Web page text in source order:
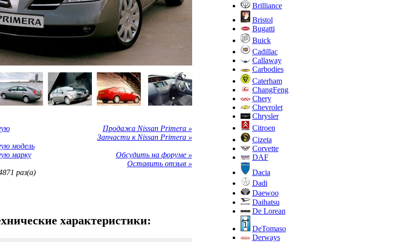
модель
марку
раз(а)
Продажа Nissan Primera »
Запчасти к Nissan Primera »
Обсудить на форуме »
Оставить отзыв »
характеристики:
Brilliance
Bristol
Bugatti
Buick
Cadillac
Callaway
Carbodies
Caterham
ChangFeng
Chery
Chevrolet
Chrysler
Citroen
Cizeta
Corvette
DAF
Dacia
Dadi
Daewoo
Daihatsu
De Lorean
DeTomaso
Derways